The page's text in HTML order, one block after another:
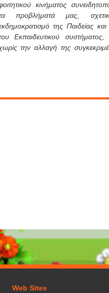
κινήματος
προβλήματά μας,
της Παιδείας και
Εκπαιδευτικού συστήματος,
την αλλαγή της
Web Sites